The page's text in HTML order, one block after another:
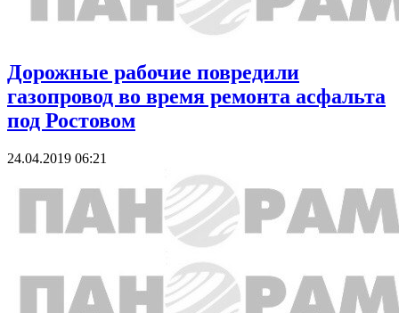
Дорожные рабочие повредили
газопровод во время ремонта асфальта
под Ростовом
24.04.2019 06:21